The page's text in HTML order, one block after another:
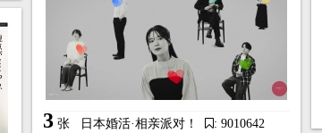
3 张 日本婚活·相亲派对！ : 9010642
WEEF消毒水洗手液！ : 9010597
产品展示 157
2026-03-17 踩
赞
收藏